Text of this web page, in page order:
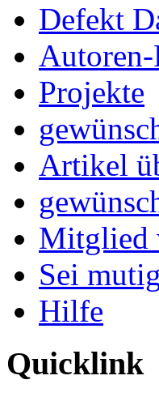
Defekt
Projekte
Artikel
Mitglied
Sei mutig
Hilfe
Quicklink